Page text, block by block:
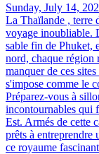
Sunday, July 14,
La Thaïlande , terre
voyage inoubliable.
sable fin de Phuket,
nord, chaque région
manquer de ces
s'impose comme le
Préparez-vous à
incontournables qui
Est. Armés de cette
prêts à entreprendre
ce royaume